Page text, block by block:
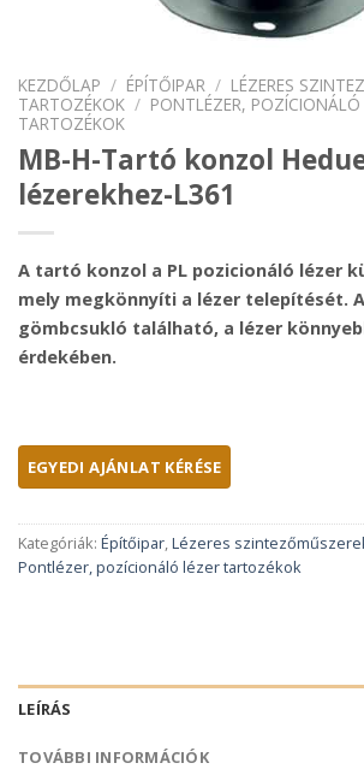
KEZDŐLAP / ÉPÍTŐIPAR / LÉZERES
TARTOZÉKOK / PONTLÉZER, POZÍCIONÁLÓ
TARTOZÉKOK
MB-H-Tartó konzol
lézerekhez-L361
A tartó konzol a PL pozicionáló lézer
mely megkönnyíti a lézer telepítését.
gömbcsukló található, a lézer
érdekében.
Kategóriák: Építőipar,Lézeres
Pontlézer, pozícionáló lézer tartozékok
LEÍRÁS
TOVÁBBI INFORMÁCIÓK